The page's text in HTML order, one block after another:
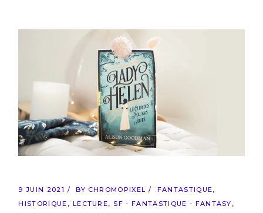
9 JUIN 2021 BY CHROMOPIXEL
FANTASTIQUE
HISTORIQUE
LECTURE
SF - FANTASTIQUE - FANTASY